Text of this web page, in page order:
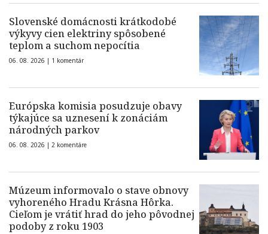
Slovenské domácnosti krátkodobé
výkyvy cien elektriny spôsobené
teplom a suchom nepocítia
06. 08. 2026 | 1 komentár
Európska komisia posudzuje obavy
týkajúce sa uznesení k zonáciám
národných parkov
06. 08. 2026 | 2 komentáre
Múzeum informovalo o stave obnovy
vyhoreného Hradu Krásna Hôrka.
Cieľom je vrátiť hrad do jeho pôvodnej
podoby z roku 1903